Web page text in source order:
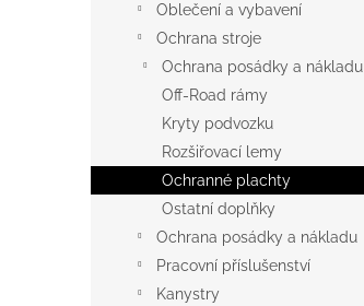
Oblečení a vybavení
Ochrana stroje
Ochrana posádky a nákladu
Off-Road rámy
Kryty podvozku
Rozšiřovací lemy
Ochranné plachty
Ostatní doplňky
Ochrana posádky a nákladu
Pracovní příslušenství
Kanystry